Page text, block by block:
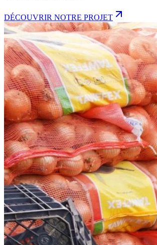
DÉCOUVRIR NOTRE PROJET